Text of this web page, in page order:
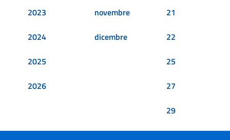
2023
2024
2025
2026
novembre
dicembre
21
22
25
27
29